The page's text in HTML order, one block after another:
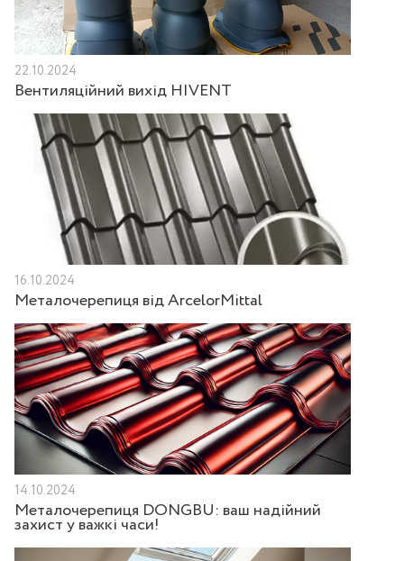
22.10.2024
Вентиляційний вихід HIVENT
16.10.2024
Металочерепиця від ArcelorMittal
14.10.2024
Металочерепиця DONGBU: ваш надійний
захист у важкі часи!